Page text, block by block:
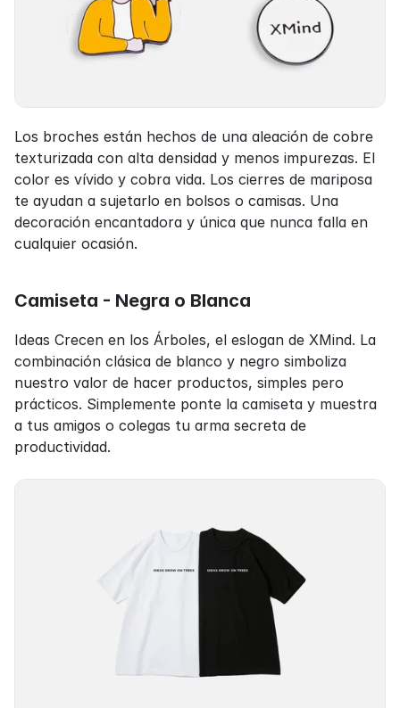
Los broches están hechos de una aleación de cobre
texturizada con alta densidad y menos impurezas. El
color es vívido y cobra vida. Los cierres de mariposa
te ayudan a sujetarlo en bolsos o camisas. Una
decoración encantadora y única que nunca falla en
cualquier ocasión.
Camiseta - Negra o Blanca
Ideas Crecen en los Árboles, el eslogan de XMind. La
combinación clásica de blanco y negro simboliza
nuestro valor de hacer productos, simples pero
prácticos. Simplemente ponte la camiseta y muestra
a tus amigos o colegas tu arma secreta de
productividad.